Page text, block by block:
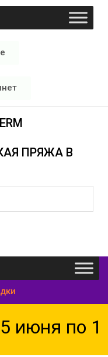
ПРЯЖА В
по 15